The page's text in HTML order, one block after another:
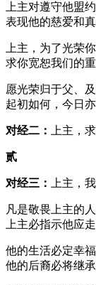
上主对遵守他盟
表现他的慈爱和真
上主，为了光荣
求你宽恕我们的重
愿光荣归于父、
起初如何，今日
对经二： 上主，
贰
对经三： 上主，
凡是敬畏上主的
上主必指示他应
他的生活必定幸
他的后裔必将继承